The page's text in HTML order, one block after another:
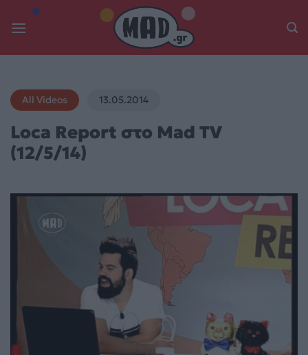
All Videos 13.05.2014
Loca Report στο Μad TV
(12/5/14)